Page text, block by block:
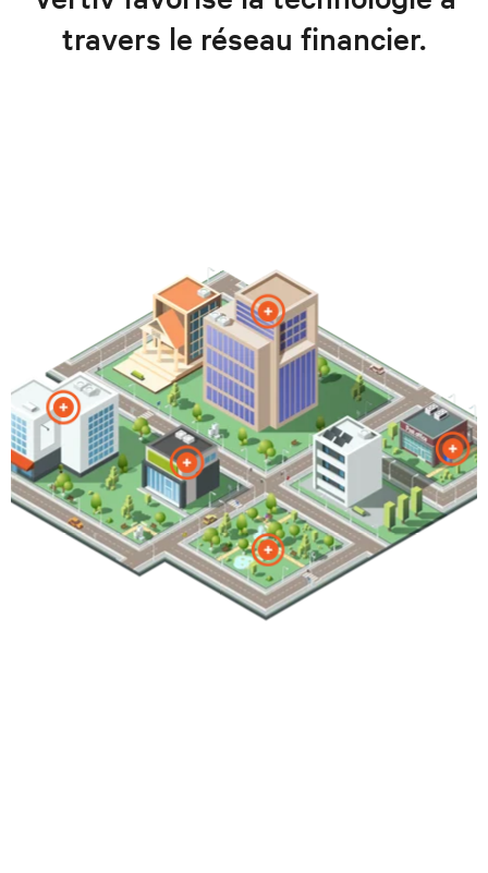
travers le réseau financier.